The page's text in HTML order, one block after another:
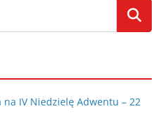
na IV Niedzielę Adwentu – 22